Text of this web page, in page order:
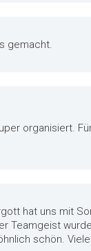
gemacht.
organisiert.
hat uns mit
Teamgeist
schön.